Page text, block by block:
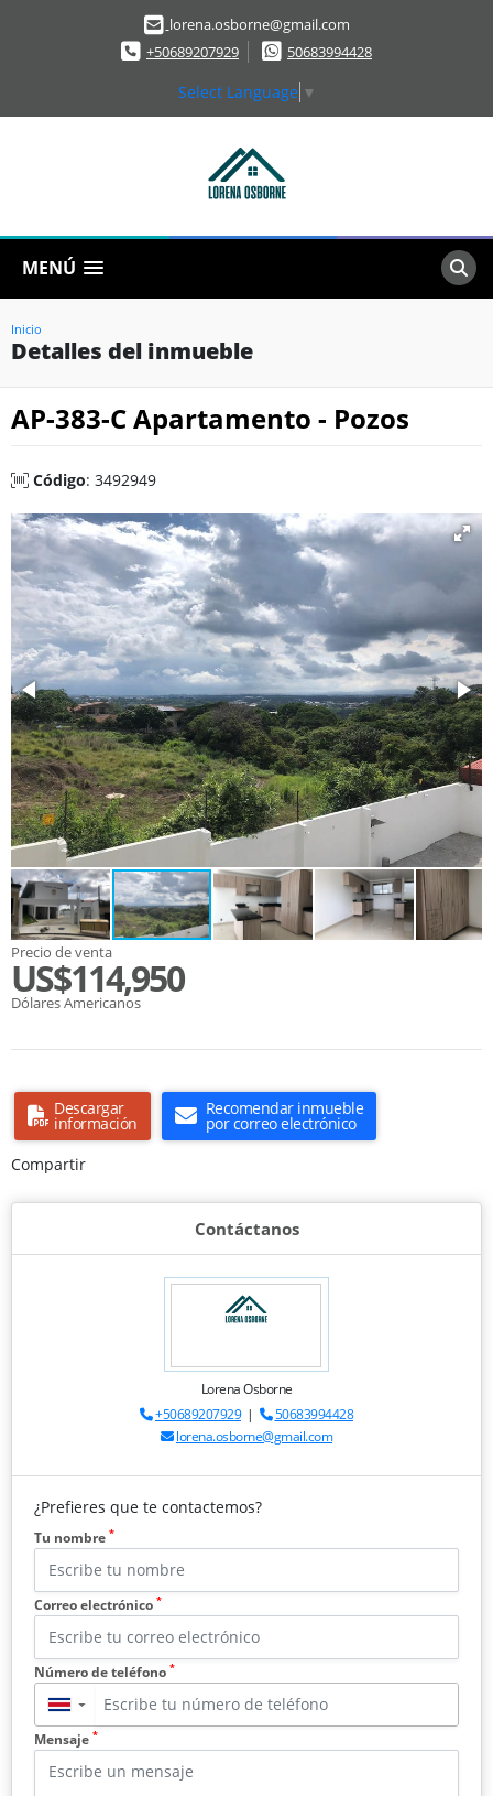
lorena.osborne@gmail.com
+50689207929
50683994428
Select Language ▼
MENÚ
Inicio
Detalles del inmueble
AP-383-C Apartamento - Pozos
Código: 3492949
Precio de venta
US$114,950
Dólares Americanos
Descargar
información
Recomendar inmueble
por correo electrónico
Compartir
Contáctanos
Lorena Osborne
+50689207929|
50683994428
lorena.osborne@gmail.com
¿Prefieres que te contactemos?
Tu nombre *
Correo electrónico *
Número de teléfono *
▼
Mensaje *